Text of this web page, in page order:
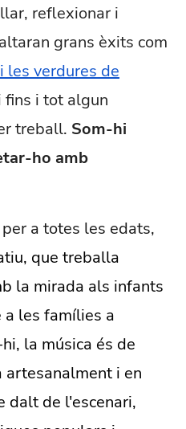
reflexionar i
grans èxits com
les verdures de
fins i tot algun
treball. Som-hi
ho amb
a totes les edats,
que treballa
la mirada als infants
a les famílies a
la música és de
i en
dalt de l'escenari,